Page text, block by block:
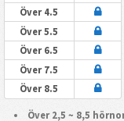
Över 4.5
Över 5.5
Över 6.5
Över 7.5
Över 8.5
Över 2,5 ~ 8,5